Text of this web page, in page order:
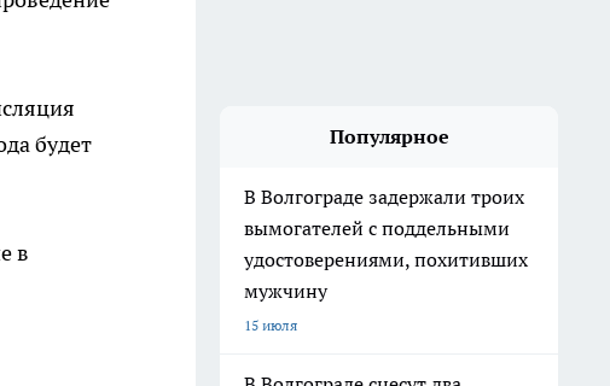
будет
в
Популярное
В Волгограде задержали троих
вымогателей с поддельными
удостоверениями, похитивших
мужчину
15 июля